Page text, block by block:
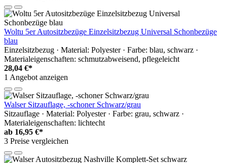
Woltu 5er Autositzbezüge Einzelsitzbezug Universal Schonbezüge
blau
Einzelsitzbezug · Material: Polyester · Farbe: blau, schwarz ·
Materialeigenschaften: schmutzabweisend, pflegeleicht
28,04 €*
1 Angebot anzeigen
Walser Sitzauflage, -schoner Schwarz/grau
Sitzauflage · Material: Polyester · Farbe: grau, schwarz ·
Materialeigenschaften: lichtecht
ab 16,95 €*
3 Preise vergleichen